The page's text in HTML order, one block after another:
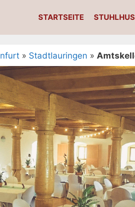
STARTSEITE
» Stadtlauringen »